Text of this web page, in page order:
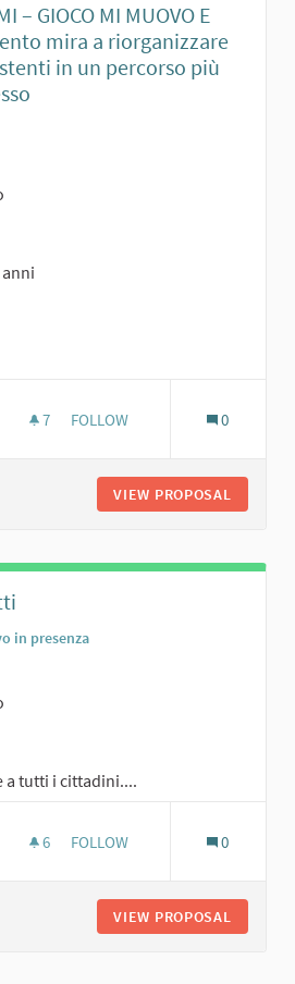
– GIOCO MI MUOVO E
mira a riorganizzare
in un percorso più
7 7 FOLLOWERS
FOLLOW 0
VIEW PROPOSAL
in presenza
a tutti i cittadini....
6 6 FOLLOWERS
FOLLOW 0
VIEW PROPOSAL